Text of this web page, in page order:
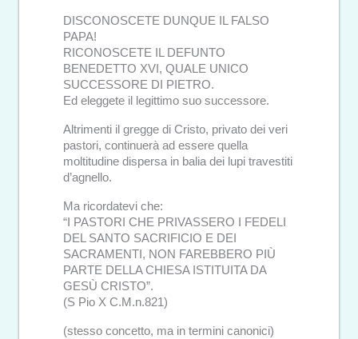
DISCONOSCETE DUNQUE IL FALSO
PAPA!
RICONOSCETE IL DEFUNTO
BENEDETTO XVI, QUALE UNICO
SUCCESSORE DI PIETRO.
Ed eleggete il legittimo suo successore.
Altrimenti il gregge di Cristo, privato dei veri
pastori, continuerà ad essere quella
moltitudine dispersa in balia dei lupi travestiti
d’agnello.
Ma ricordatevi che:
“I PASTORI CHE PRIVASSERO I FEDELI
DEL SANTO SACRIFICIO E DEI
SACRAMENTI, NON FAREBBERO PIÙ
PARTE DELLA CHIESA ISTITUITA DA
GESÙ CRISTO”.
(S Pio X C.M.n.821)
(stesso concetto, ma in termini canonici)